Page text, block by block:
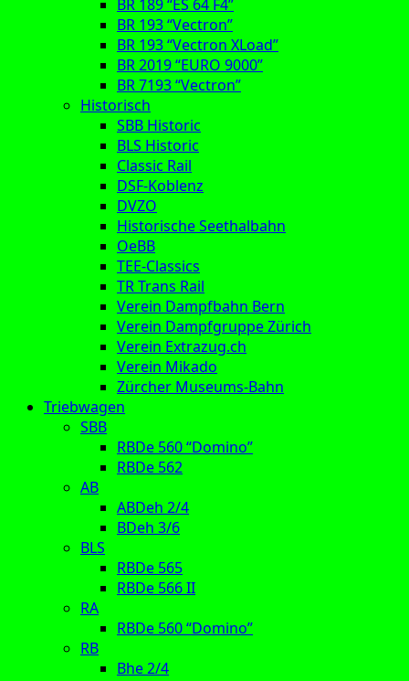
BR 189 “ES 64 F4”
BR 193 “Vectron”
BR 193 “Vectron XLoad”
BR 2019 “EURO 9000”
BR 7193 “Vectron”
Historisch
SBB Historic
BLS Historic
Classic Rail
DSF-Koblenz
DVZO
Historische Seethalbahn
OeBB
TEE-Classics
TR Trans Rail
Verein Dampfbahn Bern
Verein Dampfgruppe Zürich
Verein Extrazug.ch
Verein Mikado
Zürcher Museums-Bahn
Triebwagen
SBB
RBDe 560 “Domino”
RBDe 562
AB
ABDeh 2/4
BDeh 3/6
BLS
RBDe 565
RBDe 566 II
RA
RBDe 560 “Domino”
RB
Bhe 2/4